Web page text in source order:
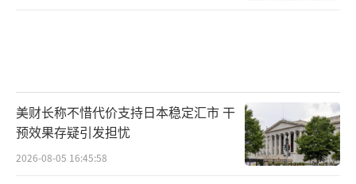
美财长称不惜代价支持日本稳定汇市 干
预效果存疑引发担忧
2026-08-05 16:45:58